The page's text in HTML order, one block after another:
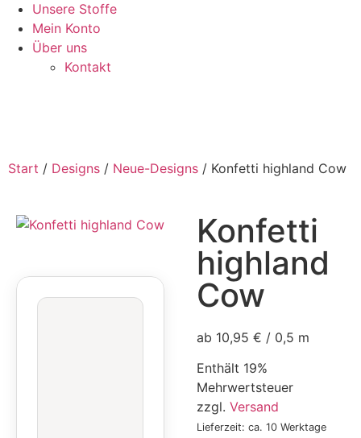
Unsere Stoffe
Mein Konto
Über uns
Kontakt
Start / Designs / Neue-Designs / Konfetti highland Cow
Konfetti
highland
Cow
ab 10,95 € / 0,5 m
Enthält 19%
Mehrwertsteuer
zzgl. Versand
Lieferzeit: ca. 10 Werktage